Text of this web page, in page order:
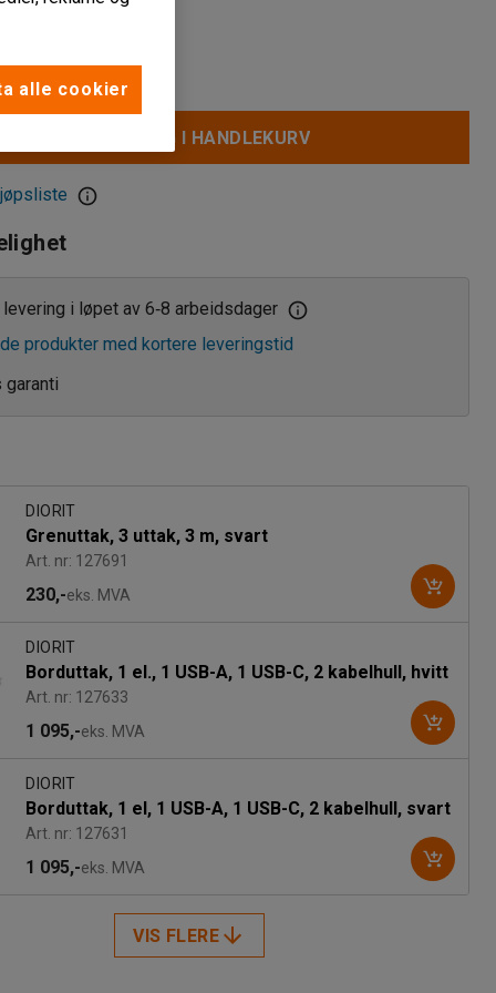
LEGG I HANDLEKURV
i løpet av 6‑8 arbeidsdager
produkter med kortere leveringstid
garanti
DIORIT
Grenuttak, 3 uttak, 3 m, svart
Art. nr: 127691
230,-eks. MVA
DIORIT
Borduttak, 1 el., 1 USB-A, 1 USB-C, 2 kabelhull, hvitt
Art. nr: 127633
1 095,-eks. MVA
DIORIT
Borduttak, 1 el, 1 USB-A, 1 USB-C, 2 kabelhull, svart
Art. nr: 127631
1 095,-eks. MVA
VIS FLERE
alle cookier